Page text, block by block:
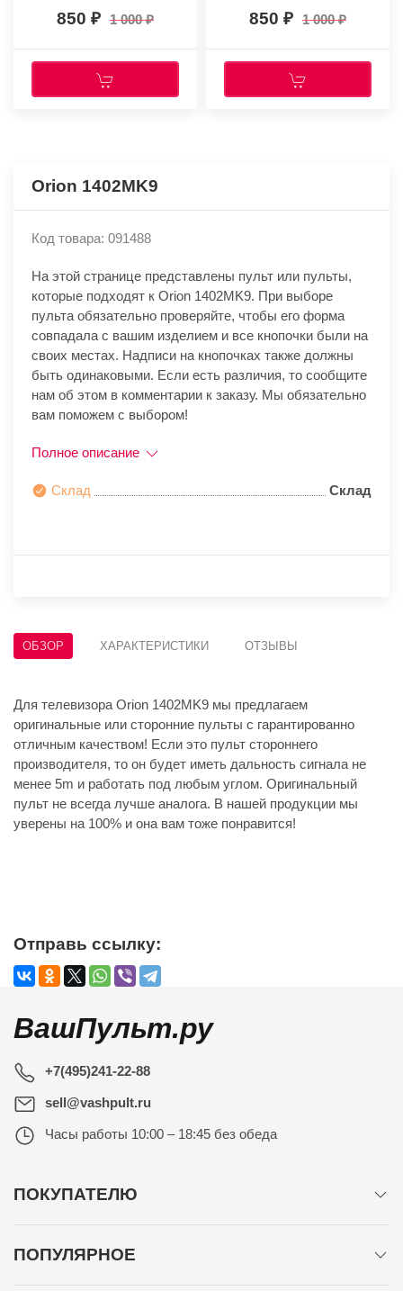
850 1 000 850 1 000
Orion 1402MK9
Код товара: 091488
На этой странице представлены пульт или пульты,
которые подходят к Orion 1402MK9. При выборе
пульта обязательно проверяйте, чтобы его форма
совпадала с вашим изделием и все кнопочки были на
своих местах. Надписи на кнопочках также должны
быть одинаковыми. Если есть различия, то сообщите
нам об этом в комментарии к заказу. Мы обязательно
вам поможем с выбором!
Полное описание
Склад Склад
ОБЗОР ХАРАКТЕРИСТИКИ ОТЗЫВЫ
Для телевизора Orion 1402MK9 мы предлагаем
оригинальные или сторонние пульты с гарантированно
отличным качеством! Если это пульт стороннего
производителя, то он будет иметь дальность сигнала не
менее 5m и работать под любым углом. Оригинальный
пульт не всегда лучше аналога. В нашей продукции мы
уверены на 100% и она вам тоже понравится!
Отправь ссылку:
ВашПульт.ру
+7(495)241-22-88
sell@vashpult.ru
Часы работы 10:00 – 18:45 без обеда
ПОКУПАТЕЛЮ
ПОПУЛЯРНОЕ